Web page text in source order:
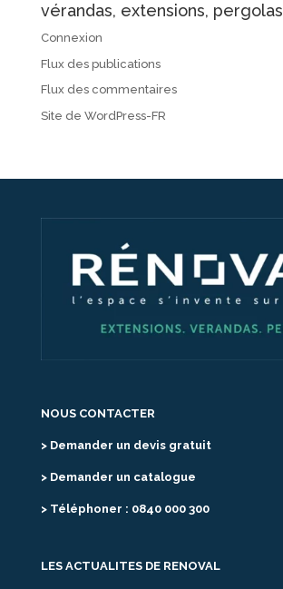
vérandas, extensions, pergolas
Connexion
Flux des publications
Flux des commentaires
Site de WordPress-FR
NOUS CONTACTER
> Demander un devis gratuit
> Demander un catalogue
> Téléphoner : 0840 000 300
LES ACTUALITES DE RENOVAL